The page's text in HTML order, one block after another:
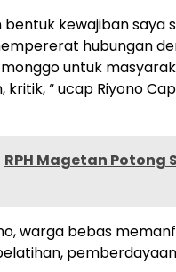
bentuk kewajiban saya
hubungan
untuk
kritik, “ ucap Riyono
RPH Magetan Potong
warga bebas